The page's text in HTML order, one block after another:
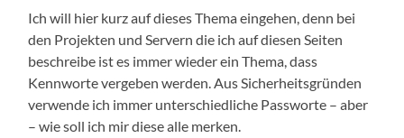
Ich will hier kurz auf dieses Thema eingehen, denn bei
den Projekten und Servern die ich auf diesen Seiten
beschreibe ist es immer wieder ein Thema, dass
Kennworte vergeben werden. Aus Sicherheitsgründen
verwende ich immer unterschiedliche Passworte – aber
– wie soll ich mir diese alle merken.